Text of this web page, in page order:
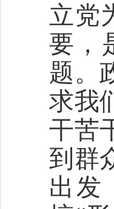
立党
要，
题。
求我
干苦
到群
出发